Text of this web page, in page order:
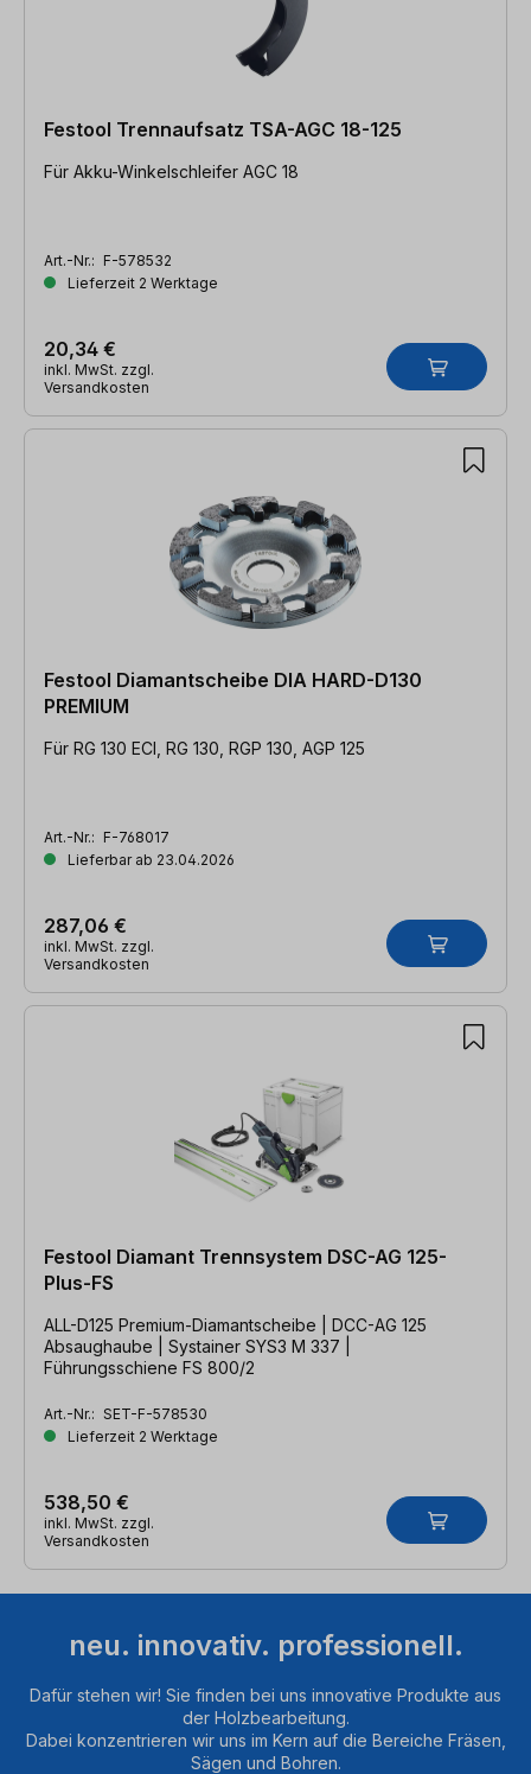
Festool Trennaufsatz TSA-AGC 18-125
Für Akku-Winkelschleifer AGC 18
Art.-Nr.: F-578532
Lieferzeit 2 Werktage
20,34 €
inkl. MwSt. zzgl.
Versandkosten
Festool Diamantscheibe DIA HARD-D130
PREMIUM
Für RG 130 ECI, RG 130, RGP 130, AGP 125
Art.-Nr.: F-768017
Lieferbar ab 23.04.2026
287,06 €
inkl. MwSt. zzgl.
Versandkosten
Festool Diamant Trennsystem DSC-AG 125-
Plus-FS
ALL-D125 Premium-Diamantscheibe | DCC-AG 125
Absaughaube | Systainer SYS3 M 337 |
Führungsschiene FS 800/2
Art.-Nr.: SET-F-578530
Lieferzeit 2 Werktage
538,50 €
inkl. MwSt. zzgl.
Versandkosten
neu. innovativ. professionell.
Dafür stehen wir! Sie finden bei uns innovative Produkte aus
der Holzbearbeitung.
Dabei konzentrieren wir uns im Kern auf die Bereiche Fräsen,
Sägen und Bohren.